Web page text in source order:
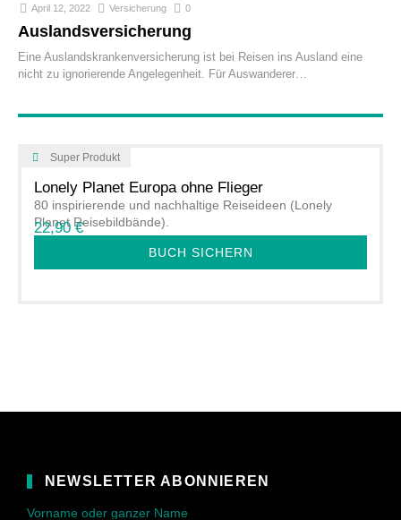
April 12, 2022 Versicherung 0
Auslandsversicherung
Eine Auslandskrankenversicherung ist bei Reisen ins Ausland eine
nicht zu ignorierende Angelegenheit. Für Auswanderer
Lonely Planet Europa ohne Flieger
80 inspirierende und nachhaltige Reiseideen (Lonely
Planet Reisebildbände).
22,90 €
BUCH SICHERN
Super Produkt
NEWSLETTER ABONNIEREN
Vorname oder ganzer Name